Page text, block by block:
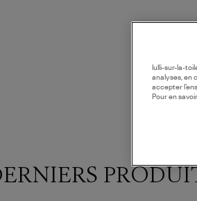
lulli-sur-la-
analyses, en
accepter
Pour en